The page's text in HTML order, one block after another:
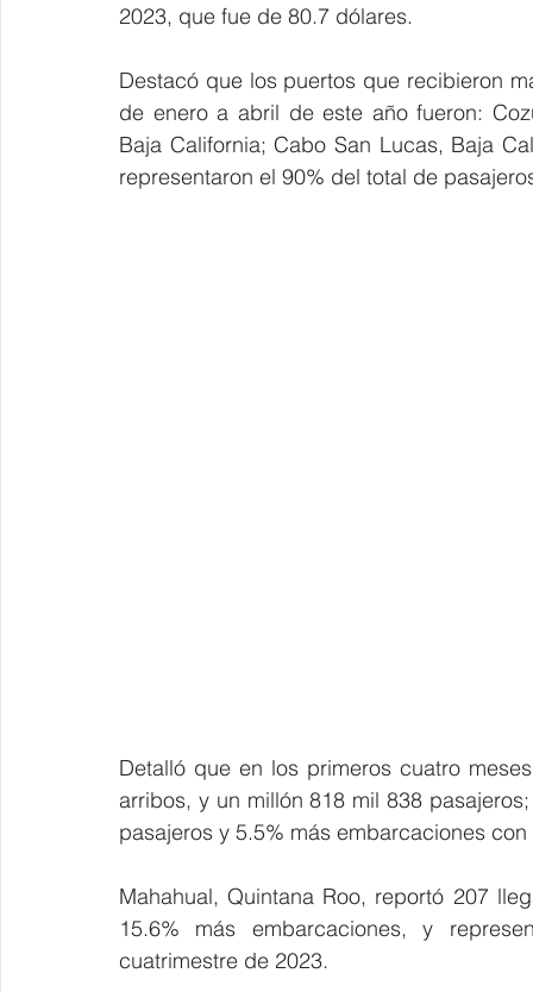
2023, que fue de 80.7 dólares.
Destacó que los puertos que recibieron
de enero a abril de este año fueron:
Baja California; Cabo San Lucas, Baja
representaron el 90% del total de
Detalló que en los primeros cuatro
arribos, y un millón 818 mil 838
pasajeros y 5.5% más embarcaciones
Mahahual, Quintana Roo, reportó 207
15.6% más embarcaciones, y
cuatrimestre de 2023.